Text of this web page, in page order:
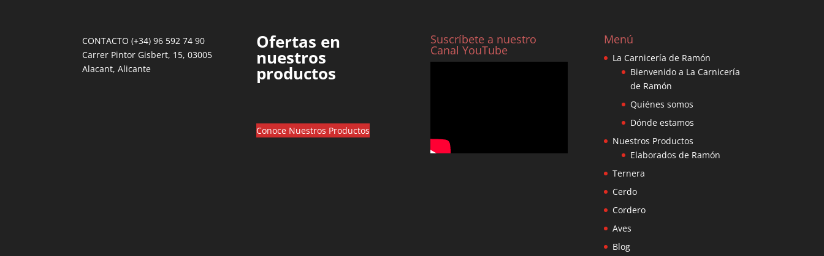
CONTACTO (+34) 96 592 74 90
Carrer Pintor Gisbert, 15, 03005
Alacant, Alicante
Ofertas en
nuestros
productos
Conoce Nuestros Productos
Suscríbete a nuestro
Canal YouTube
Menú
La Carnicería de Ramón
Bienvenido a La Carnicería
de Ramón
Quiénes somos
Dónde estamos
Nuestros Productos
Elaborados de Ramón
Ternera
Cerdo
Cordero
Aves
Blog